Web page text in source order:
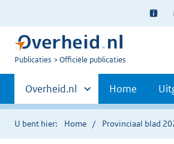
Ter
U
Publicaties Officiële publicaties
Primaire
navigatie
Andere
sites
binnen
Overheid.nl Home
U bent hier: Home Provinciaal blad